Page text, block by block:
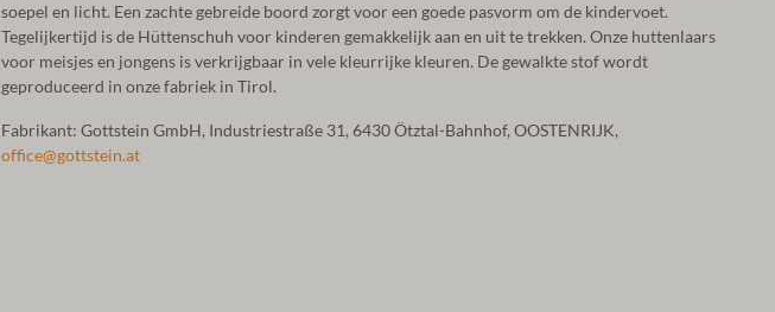
soepel en licht. Een zachte gebreide boord zorgt voor een goede pasvorm om de kindervoet.
Tegelijkertijd is de Hüttenschuh voor kinderen gemakkelijk aan en uit te trekken. Onze huttenlaars
voor meisjes en jongens is verkrijgbaar in vele kleurrijke kleuren. De gewalkte stof wordt
geproduceerd in onze fabriek in Tirol.
Fabrikant: Gottstein GmbH, Industriestraße 31, 6430 Ötztal-Bahnhof, OOSTENRIJK,
office@gottstein.at